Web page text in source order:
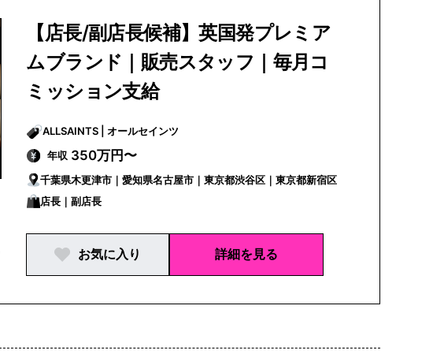
【店長/副店長候補】英国発プレミア
ムブランド｜販売スタッフ｜毎月コ
ミッション支給
ALLSAINTS | オールセインツ
年収 350万円〜
千葉県木更津市｜愛知県名古屋市｜東京都渋谷区｜東京都新宿区
店長｜副店長
お気に入り 詳細を見る